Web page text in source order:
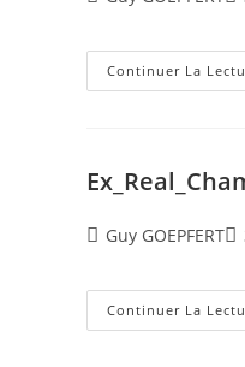
Continuer La
Guy GOEPFERT
Continuer La